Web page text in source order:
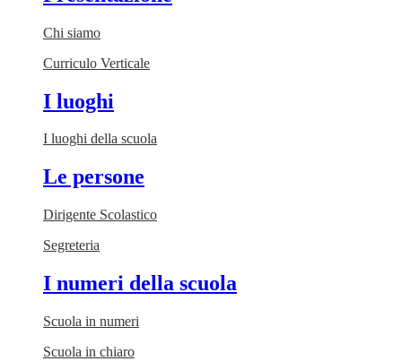
Chi siamo
Curriculo Verticale
I luoghi
I luoghi della scuola
Le persone
Dirigente Scolastico
Segreteria
I numeri della scuola
Scuola in numeri
Scuola in chiaro